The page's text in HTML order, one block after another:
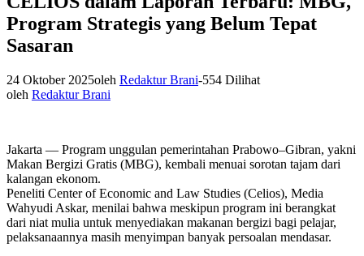
Program Strategis yang Belum Tepat
Sasaran
24 Oktober 2025oleh Redaktur Brani-554 Dilihat
oleh Redaktur Brani
Jakarta — Program unggulan pemerintahan Prabowo–Gibran, yakni
Makan Bergizi Gratis (MBG), kembali menuai sorotan tajam dari
kalangan ekonom.
Peneliti Center of Economic and Law Studies (Celios), Media
Wahyudi Askar, menilai bahwa meskipun program ini berangkat
dari niat mulia untuk menyediakan makanan bergizi bagi pelajar,
pelaksanaannya masih menyimpan banyak persoalan mendasar.